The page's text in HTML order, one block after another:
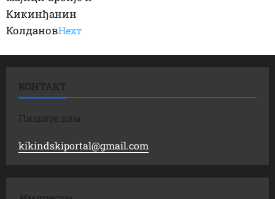
Кикинђанин
КолдановНеxт
КОНТАКТ
Пишите нам
kikindskiportal@gmail.com